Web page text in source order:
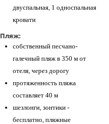
двуспальная, 1 односпальная
кровати
Пляж:
собственный песчано-
галечный пляж в 350 м от
отеля, через дорогу
протяженность пляжа
составляет 40 м
шезлонги, зонтики -
бесплатно, пляжные